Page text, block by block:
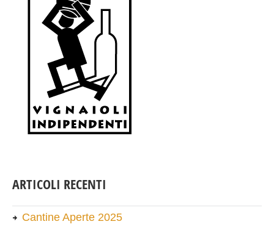
ARTICOLI RECENTI
Cantine Aperte 2025